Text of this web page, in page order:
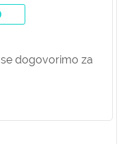
dogovorimo za